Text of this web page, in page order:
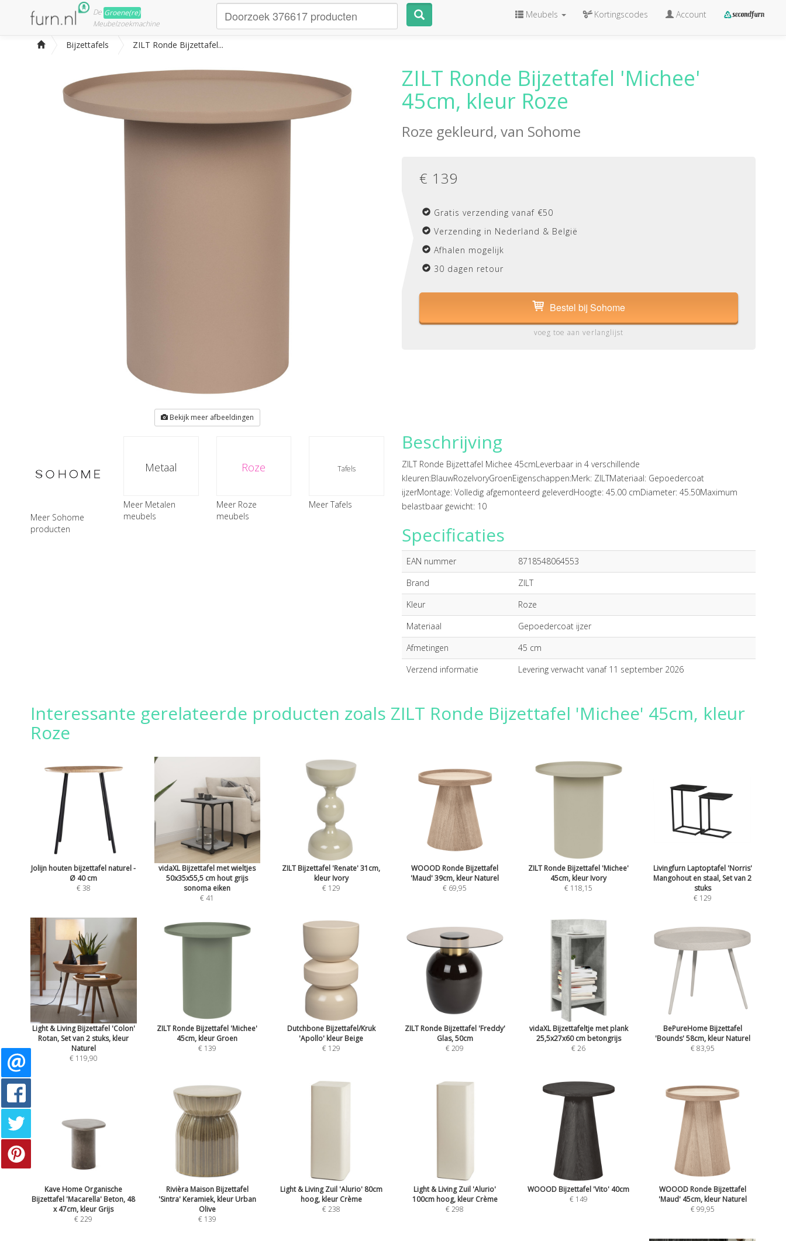
De Groene(re)
Meubelzoekmachine
Meubels Kortingscodes Account
Bijzettafels ZILT Ronde Bijzettafel...
Bekijk meer afbeeldingen
ZILT Ronde Bijzettafel 'Michee'
45cm, kleur Roze
Roze gekleurd, van Sohome
€ 139
Gratis verzending vanaf €50
Verzending in Nederland & België
Afhalen mogelijk
30 dagen retour
Bestel bij Sohome
voeg toe aan verlanglijst
Meer Sohome
producten
Metaal
Meer Metalen
meubels
Roze
Meer Roze
meubels
Tafels
Meer Tafels
Beschrijving
ZILT Ronde Bijzettafel Michee 45cmLeverbaar in 4 verschillende
kleuren:BlauwRozeIvoryGroenEigenschappen:Merk: ZILTMateriaal: Gepoedercoat
ijzerMontage: Volledig afgemonteerd geleverdHoogte: 45.00 cmDiameter: 45.50Maximum
belastbaar gewicht: 10
Specificaties
EAN nummer
8718548064553
Brand
ZILT
Kleur
Roze
Materiaal
Gepoedercoat ijzer
Afmetingen
45 cm
Verzend informatie
Levering verwacht vanaf 11 september 2026
Interessante gerelateerde producten zoals ZILT Ronde Bijzettafel 'Michee' 45cm, kleur
Roze
Jolijn houten bijzettafel naturel -
Ø 40 cm
€ 38
vidaXL Bijzettafel met wieltjes
50x35x55,5 cm hout grijs
sonoma eiken
€ 41
ZILT Bijzettafel 'Renate' 31cm,
kleur Ivory
€ 129
WOOOD Ronde Bijzettafel
'Maud' 39cm, kleur Naturel
€ 69,95
ZILT Ronde Bijzettafel 'Michee'
45cm, kleur Ivory
€ 118,15
Livingfurn Laptoptafel 'Norris'
Mangohout en staal, Set van 2
stuks
€ 129
Light & Living Bijzettafel 'Colon'
Rotan, Set van 2 stuks, kleur
Naturel
€ 119,90
ZILT Ronde Bijzettafel 'Michee'
45cm, kleur Groen
€ 139
Dutchbone Bijzettafel/Kruk
'Apollo' kleur Beige
€ 129
ZILT Ronde Bijzettafel 'Freddy'
Glas, 50cm
€ 209
vidaXL Bijzettafeltje met plank
25,5x27x60 cm betongrijs
€ 26
BePureHome Bijzettafel
'Bounds' 58cm, kleur Naturel
€ 83,95
Kave Home Organische
Bijzettafel 'Macarella' Beton, 48
x 47cm, kleur Grijs
€ 229
Rivièra Maison Bijzettafel
'Sintra' Keramiek, kleur Urban
Olive
€ 139
Light & Living Zuil 'Alurio' 80cm
hoog, kleur Crème
€ 238
Light & Living Zuil 'Alurio'
100cm hoog, kleur Crème
€ 298
WOOOD Bijzettafel 'Vito' 40cm
€ 149
WOOOD Ronde Bijzettafel
'Maud' 45cm, kleur Naturel
€ 99,95